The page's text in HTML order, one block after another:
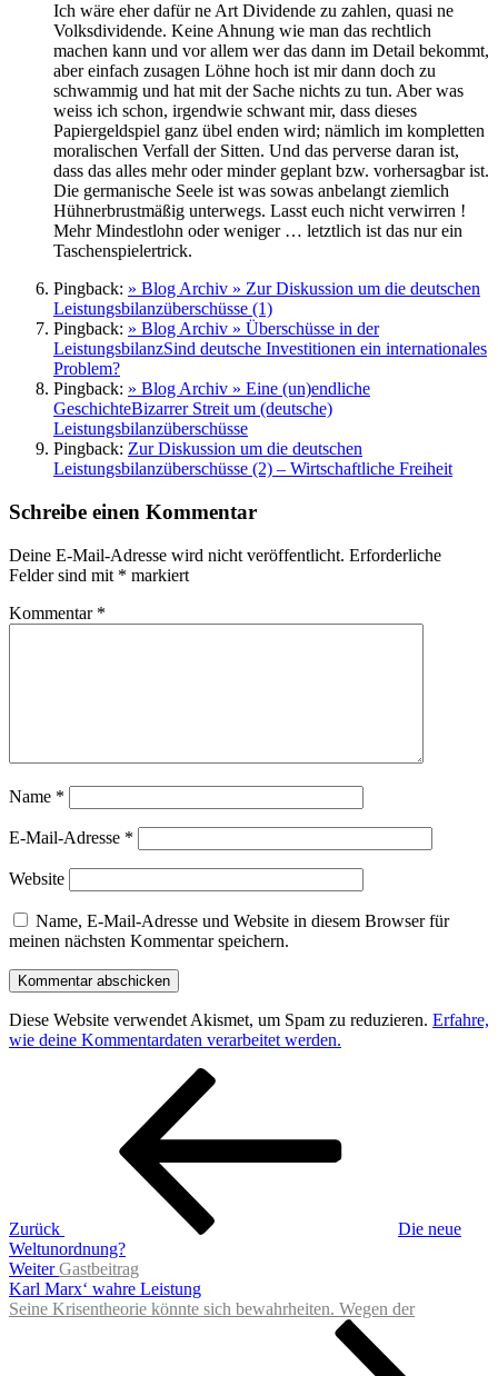
Ich wäre eher dafür ne Art Dividende zu zahlen, quasi ne
Volksdividende. Keine Ahnung wie man das rechtlich
machen kann und vor allem wer das dann im Detail bekommt,
aber einfach zusagen Löhne hoch ist mir dann doch zu
schwammig und hat mit der Sache nichts zu tun. Aber was
weiss ich schon, irgendwie schwant mir, dass dieses
Papiergeldspiel ganz übel enden wird; nämlich im kompletten
moralischen Verfall der Sitten. Und das perverse daran ist,
dass das alles mehr oder minder geplant bzw. vorhersagbar ist.
Die germanische Seele ist was sowas anbelangt ziemlich
Hühnerbrustmäßig unterwegs. Lasst euch nicht verwirren !
Mehr Mindestlohn oder weniger … letztlich ist das nur ein
Taschenspielertrick.
Pingback: » Blog Archiv » Zur Diskussion um die deutschen
Leistungsbilanzüberschüsse (1)
Pingback: » Blog Archiv » Überschüsse in der
LeistungsbilanzSind deutsche Investitionen ein internationales
Problem?
Pingback: » Blog Archiv » Eine (un)endliche
GeschichteBizarrer Streit um (deutsche)
Leistungsbilanzüberschüsse
Pingback: Zur Diskussion um die deutschen
Leistungsbilanzüberschüsse (2) – Wirtschaftliche Freiheit
Schreibe einen Kommentar
Deine E-Mail-Adresse wird nicht veröffentlicht. Erforderliche
Felder sind mit * markiert
Kommentar *
Name *
E-Mail-Adresse *
Website
Name, E-Mail-Adresse und Website in diesem Browser für
meinen nächsten Kommentar speichern.
Diese Website verwendet Akismet, um Spam zu reduzieren. Erfahre,
wie deine Kommentardaten verarbeitet werden.
Beitragsnavigation
Zurück
Die neue
Weltunordnung?
Nächster
Beitrag
Weiter Gastbeitrag
Karl Marx‘ wahre Leistung
Seine Krisentheorie könnte sich bewahrheiten. Wegen der